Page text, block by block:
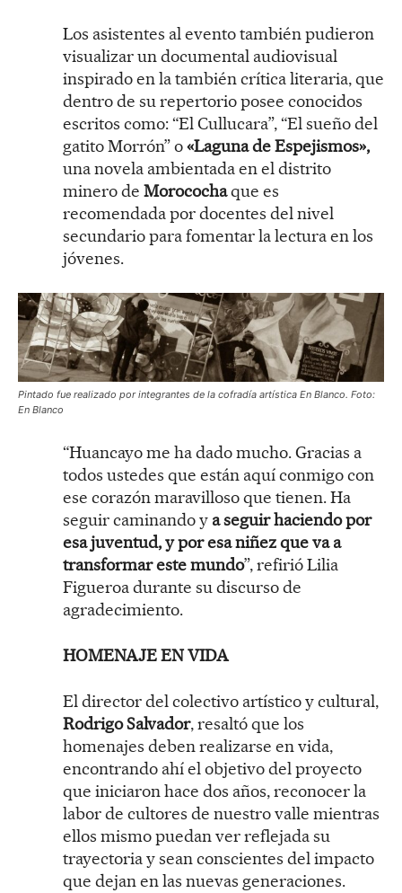
Los asistentes al evento también pudieron
visualizar un documental audiovisual
inspirado en la también crítica literaria, que
dentro de su repertorio posee conocidos
escritos como: “El Cullucara”, “El sueño del
gatito Morrón” o«Laguna de Espejismos»,
una novela ambientada en el distrito
minero de Morocochaque es
recomendada por docentes del nivel
secundario para fomentar la lectura en los
jóvenes.
Pintado fue realizado por integrantes de la cofradía artística En Blanco. Foto:
En Blanco
“Huancayo me ha dado mucho. Gracias a
todos ustedes que están aquí conmigo con
ese corazón maravilloso que tienen. Ha
seguir caminando y a seguir haciendo por
esa juventud, y por esa niñez que va a
transformar este mundo”, refirió Lilia
Figueroa durante su discurso de
agradecimiento.
HOMENAJE EN VIDA
El director del colectivo artístico y cultural,
Rodrigo Salvador, resaltó que los
homenajes deben realizarse en vida,
encontrando ahí el objetivo del proyecto
que iniciaron hace dos años, reconocer la
labor de cultores de nuestro valle mientras
ellos mismo puedan ver reflejada su
trayectoria y sean conscientes del impacto
que dejan en las nuevas generaciones.